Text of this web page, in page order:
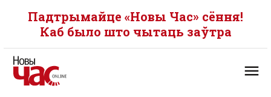
Падтрымайце «Новы Час» сёння!
Каб было што чытаць заўтра